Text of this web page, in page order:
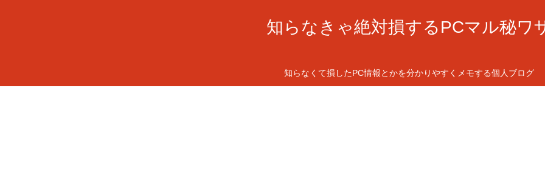
知らなきゃ絶対損するPCマル秘ワ
知らなくて損したPC情報とかを分かりやすくメモする個人ブログ